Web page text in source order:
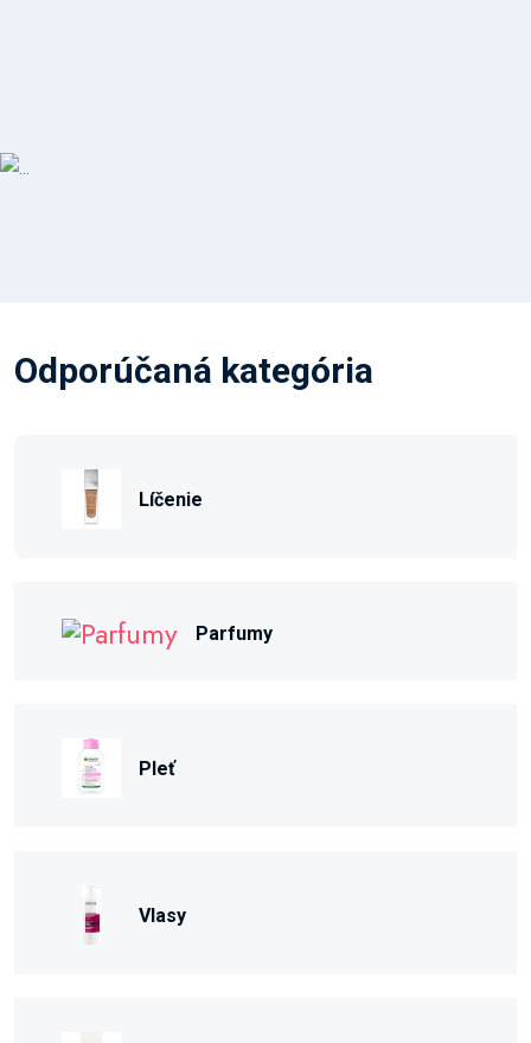
Odporúčaná kategória
Líčenie
Parfumy
Pleť
Vlasy